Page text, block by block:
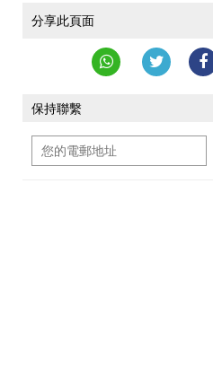
分享此頁面
保持聯繫